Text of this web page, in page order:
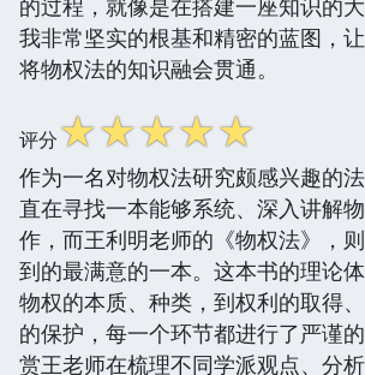
的过程，就像是在搭建一座知识的
我非常坚实的根基和精密的蓝图，
将物权法的知识融会贯通。
评分☆☆☆☆☆
作为一名对物权法研究颇感兴趣的
直在寻找一本能够系统、深入讲解
作，而王利明老师的《物权法》，
到的最满意的一本。这本书的理论
物权的本质、种类，到权利的取得
的保护，每一个环节都进行了严谨
赏王老师在梳理不同学派观点、分